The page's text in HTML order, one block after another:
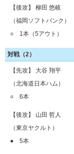
【後攻】 柳田 悠岐
（福岡ソフトバンク）
○ 1本（5アウト）
対戦（2）
【先攻】 大谷 翔平
（北海道日本ハム）
○ 6本
【後攻】 山田 哲人
（東京ヤクルト）
● 5本